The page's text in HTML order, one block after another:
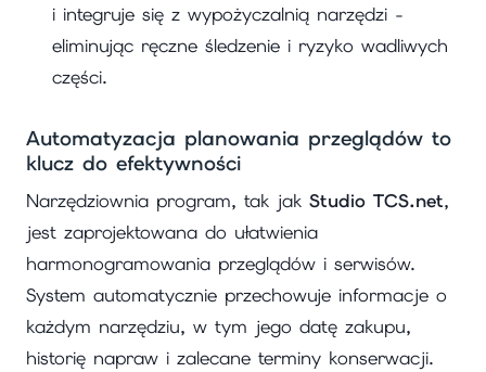
i integruje się z wypożyczalnią narzędzi -
eliminując ręczne śledzenie i ryzyko wadliwych
części.
Automatyzacja planowania przeglądów to
klucz do efektywności
Narzędziownia program, tak jak Studio TCS.net,
jest zaprojektowana do ułatwienia
harmonogramowania przeglądów i serwisów.
System automatycznie przechowuje informacje o
każdym narzędziu, w tym jego datę zakupu,
historię napraw i zalecane terminy konserwacji.